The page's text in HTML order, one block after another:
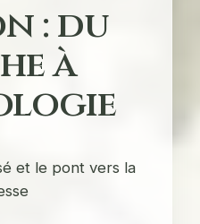
: du
à
et le pont vers la